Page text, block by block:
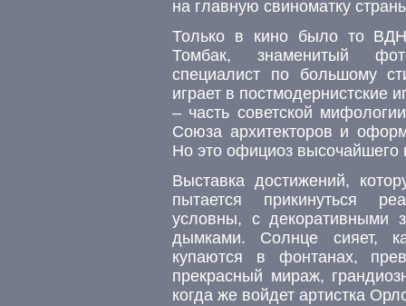
на главную свиноматку
Только в кино было то
Томбак, знаменитый
специалист по большому
играет в постмодернистские
– часть советской
Союза архитекторов и
Но это официоз высочайшего
Выставка достижений,
пытается прикинуться
условны, с декоративными
дымками. Солнце сияет,
купаются в фонтанах,
прекрасный мираж,
когда же войдет артистка